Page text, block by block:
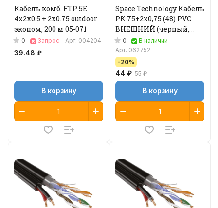
Кабель комб. FTP 5E
4x2x0.5 + 2x0.75 outdoor
эконом, 200 м 05-071
0 Запрос Арт. 004204
39.48 ₽
В корзину
Space Technology Кабель
РК 75+2х0,75 (48) PVC
ВНЕШНИЙ (черный,
200м)
0
В наличии
Арт. 062752
-20%
44 ₽ 55 ₽
В корзину